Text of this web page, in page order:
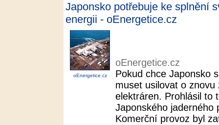
Japonsko potřebuje ke splnění
energii - oEnergetice.cz
oEnergetice.cz
oEnergetice.cz
Pokud chce Japonsko
muset usilovat o
elektráren. Prohlásil to
Japonského jaderného
Komerční provoz byl